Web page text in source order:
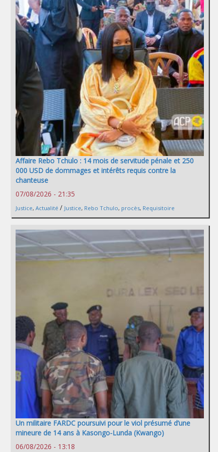
Affaire Rebo Tchulo : 14 mois de servitude pénale et 250
000 USD de dommages et intérêts requis contre la
chanteuse
07/08/2026 - 21:35
Justice, Actualité / Justice, Rebo Tchulo, procès, Requisitoire
Un militaire FARDC poursuivi pour le viol présumé d’une
mineure de 14 ans à Kasongo-Lunda (Kwango)
06/08/2026 - 13:18